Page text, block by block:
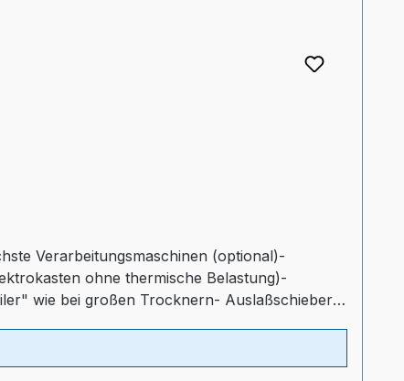
Verarbeitungsmaschinen (optional)-
ohne thermische Belastung)-
wie bei großen Trocknern- Auslaßschieber-